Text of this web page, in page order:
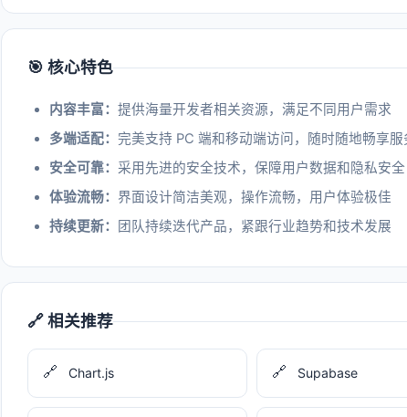
🎯 核心特色
内容丰富： 提供海量开发者相关资源，满足不同用户需求
多端适配： 完美支持 PC 端和移动端访问，随时随地畅享服
安全可靠： 采用先进的安全技术，保障用户数据和隐私安全
体验流畅： 界面设计简洁美观，操作流畅，用户体验极佳
持续更新：
团队持续迭代产品，紧跟行业趋势和技术发展
🔗 相关推荐
🔗 Chart.js 🔗 Supabase